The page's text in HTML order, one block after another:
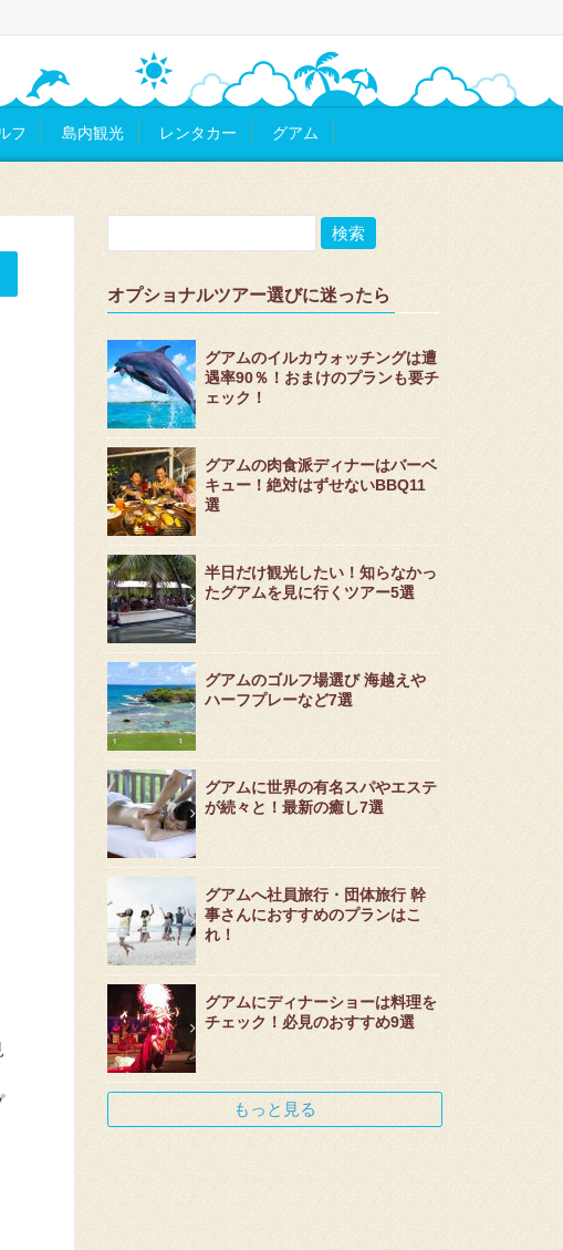
フ 島内観光 レンタカー グアム
オプショナルツアー選びに迷ったら
グアムのイルカウォッチングは遭
遇率90％！おまけのプランも要チ
ェック！
グアムの肉食派ディナーはバーベ
キュー！絶対はずせないBBQ11
選
半日だけ観光したい！知らなかっ
たグアムを見に行くツアー5選
グアムのゴルフ場選び 海越えや
ハーフプレーなど7選
グアムに世界の有名スパやエステ
が続々と！最新の癒し7選
グアムへ社員旅行・団体旅行 幹
事さんにおすすめのプランはこ
れ！
グアムにディナーショーは料理を
チェック！必見のおすすめ9選
もっと見る